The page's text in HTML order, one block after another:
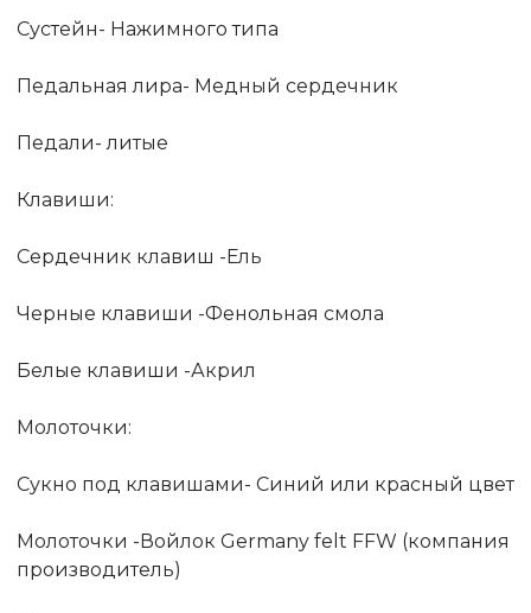
Сустейн- Нажимного типа
Педальная лира- Медный сердечник
Педали- литые
Клавиши:
Сердечник клавиш -Ель
Черные клавиши -Фенольная смола
Белые клавиши -Акрил
Молоточки:
Сукно под клавишами- Синий или красный цвет
Молоточки -Войлок Germany felt FFW (компания
производитель)